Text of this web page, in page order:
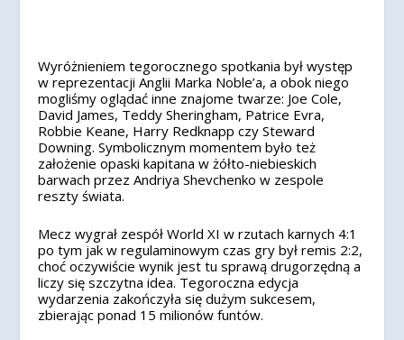
Wyróżnieniem tegorocznego spotkania był występ
w reprezentacji Anglii Marka Noble’a, a obok niego
mogliśmy oglądać inne znajome twarze: Joe Cole,
David James, Teddy Sheringham, Patrice Evra,
Robbie Keane, Harry Redknapp czy Steward
Downing. Symbolicznym momentem było też
założenie opaski kapitana w żółto-niebieskich
barwach przez Andriya Shevchenko w zespole
reszty świata.
Mecz wygrał zespół World XI w rzutach karnych 4:1
po tym jak w regulaminowym czas gry był remis 2:2,
choć oczywiście wynik jest tu sprawą drugorzędną a
liczy się szczytna idea. Tegoroczna edycja
wydarzenia zakończyła się dużym sukcesem,
zbierając ponad 15 milionów funtów.